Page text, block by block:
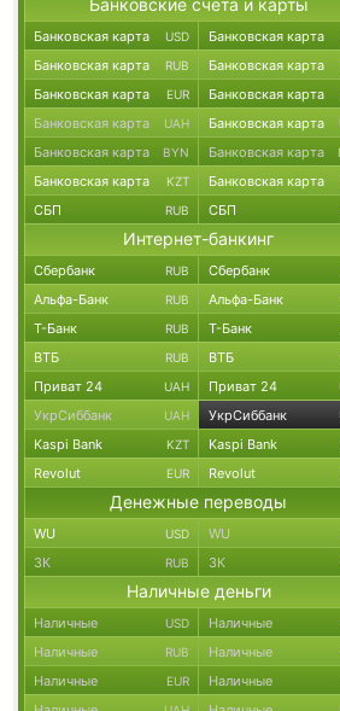
Банковские счета и карты
Банковская карта USD Банковская карта
Банковская карта RUB Банковская карта
Банковская карта EUR Банковская карта
Банковская карта UAH Банковская карта
Банковская карта BYN Банковская карта
Банковская карта KZT Банковская карта
СБП RUB СБП
Интернет-банкинг
Сбербанк RUB Сбербанк
Альфа-Банк RUB Альфа-Банк
Т-Банк RUB Т-Банк
ВТБ RUB ВТБ
Приват 24 UAH Приват 24
УкрСиббанк UAH УкрСиббанк
Kaspi Bank KZT Kaspi Bank
Revolut EUR Revolut
Денежные переводы
WU USD WU
ЗК RUB ЗК
Наличные деньги
Наличные USD Наличные
Наличные RUB Наличные
Наличные EUR Наличные